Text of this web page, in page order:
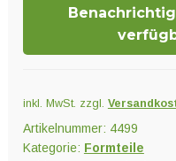
inkl. MwSt. zzgl.
Artikelnummer: 4499
Kategorie: Formteile